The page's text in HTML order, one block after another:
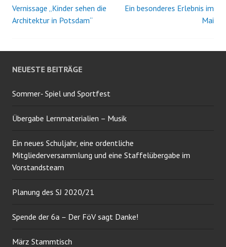
Beitrags-
Vernissage „Kinder sehen die
Architektur in Potsdam“
Ein besonderes Erlebnis im
Mai
NEUESTE BEITRÄGE
Sommer- Spiel und Sportfest
Übergabe Lernmaterialien – Musik
Ein neues Schuljahr, eine ordentliche
Mitgliederversammlung und eine Staffelübergabe im
Vorstandsteam
Planung des SJ 2020/21
Spende der 6a – Der FöV sagt Danke!
März Stammtisch